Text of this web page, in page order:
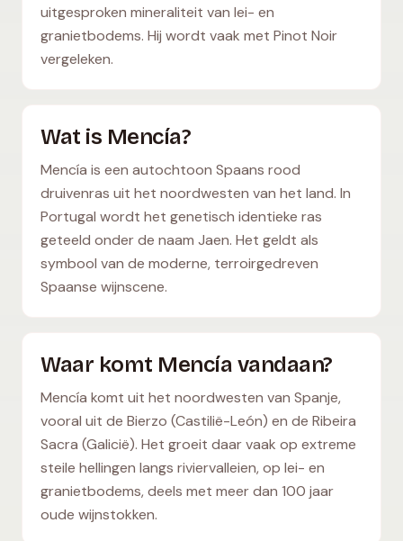
uitgesproken mineraliteit van lei- en
granietbodems. Hij wordt vaak met Pinot Noir
vergeleken.
Wat is Mencía?
Mencía is een autochtoon Spaans rood
druivenras uit het noordwesten van het land. In
Portugal wordt het genetisch identieke ras
geteeld onder de naam Jaen. Het geldt als
symbool van de moderne, terroirgedreven
Spaanse wijnscene.
Waar komt Mencía vandaan?
Mencía komt uit het noordwesten van Spanje,
vooral uit de Bierzo (Castilië-León) en de Ribeira
Sacra (Galicië). Het groeit daar vaak op extreme
steile hellingen langs riviervalleien, op lei- en
granietbodems, deels met meer dan 100 jaar
oude wijnstokken.